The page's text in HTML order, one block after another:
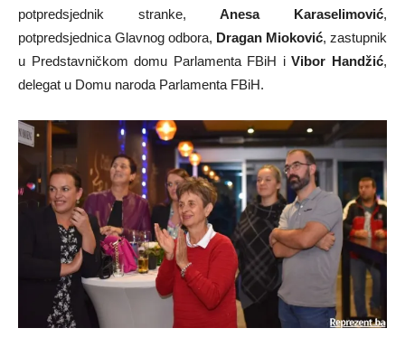
potpredsjednik stranke,Anesa Karaselimović,
potpredsjednica Glavnog odbora, Dragan Mioković, zastupnik
u Predstavničkom domu Parlamenta FBiH iVibor Handžić,
delegat u Domu naroda Parlamenta FBiH.